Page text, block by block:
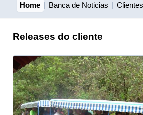
Home | Banca de Noticias | Clientes
Releases do cliente